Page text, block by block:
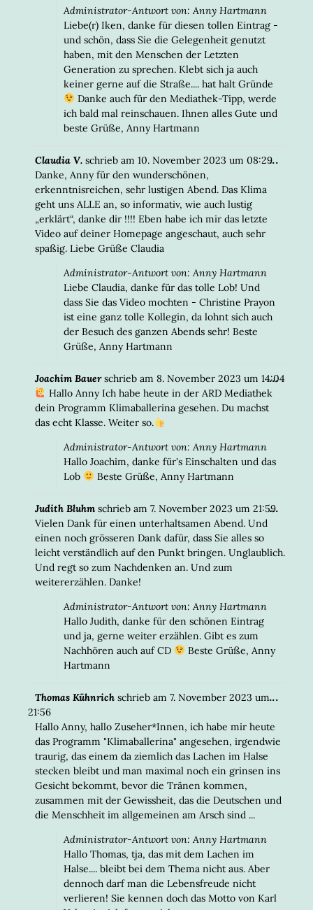
Administrator-Antwort von: Anny Hartmann
Liebe(r) Iken, danke für diesen tollen Eintrag -
und schön, dass Sie die Gelegenheit genutzt
haben, mit den Menschen der Letzten
Generation zu sprechen. Klebt sich ja auch
keiner gerne auf die Straße.... hat halt Gründe
Danke auch für den Mediathek-Tipp, werde
ich bald mal reinschauen. Ihnen alles Gute und
beste Grüße, Anny Hartmann
Claudia V. schrieb am 10. November 2023 um 08:29
Danke, Anny für den wunderschönen,
erkenntnisreichen, sehr lustigen Abend. Das Klima
geht uns ALLE an, so informativ, wie auch lustig
„erklärt“, danke dir !!!! Eben habe ich mir das letzte
Video auf deiner Homepage angeschaut, auch sehr
spaßig. Liebe Grüße Claudia
Administrator-Antwort von: Anny Hartmann
Liebe Claudia, danke für das tolle Lob! Und
dass Sie das Video mochten - Christine Prayon
ist eine ganz tolle Kollegin, da lohnt sich auch
der Besuch des ganzen Abends sehr! Beste
Grüße, Anny Hartmann
...DIESE
Joachim Bauerschrieb am 8. November 2023 um 14:04
Hallo Anny Ich habe heute in der ARD Mediathek
dein Programm Klimaballerina gesehen. Du machst
das echt Klasse. Weiter so.
Administrator-Antwort von: Anny Hartmann
Hallo Joachim, danke für's Einschalten und das
Lob
Beste Grüße, Anny Hartmann
...DIESE
Judith Bluhm schrieb am 7. November 2023 um 21:59
Vielen Dank für einen unterhaltsamen Abend. Und
einen noch grösseren Dank dafür, dass Sie alles so
leicht verständlich auf den Punkt bringen. Unglaublich.
Und regt so zum Nachdenken an. Und zum
weitererzählen. Danke!
Administrator-Antwort von: Anny Hartmann
Hallo Judith, danke für den schönen Eintrag
und ja, gerne weiter erzählen. Gibt es zum
Nachhören auch auf CD
Beste Grüße, Anny
Hartmann
...DIESE
Thomas Kühnrich schrieb am 7. November 2023 um
21:56
Hallo Anny, hallo Zuseher*Innen, ich habe mir heute
das Programm "Klimaballerina" angesehen, irgendwie
traurig, das einem da ziemlich das Lachen im Halse
stecken bleibt und man maximal noch ein grinsen ins
Gesicht bekommt, bevor die Tränen kommen,
zusammen mit der Gewissheit, das die Deutschen und
die Menschheit im allgemeinen am Arsch sind ...
Administrator-Antwort von: Anny Hartmann
Hallo Thomas, tja, das mit dem Lachen im
Halse.... bleibt bei dem Thema nicht aus. Aber
dennoch darf man die Lebensfreude nicht
verlieren! Sie kennen doch das Motto von Karl
...DIESE